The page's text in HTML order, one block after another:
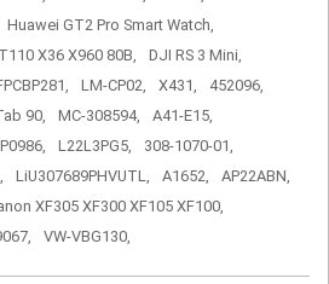
Huawei GT2 Pro Smart Watch,
X36 X960 80B,
DJI RS 3 Mini,
LM-CP02, X431,
452096,
90, MC-308594,
A41-E15,
P0986, L22L3PG5,
308-1070-01,
LiU307689PHVUTL, A1652,
AP22ABN,
XF305 XF300 XF105 XF100,
VW-VBG130,